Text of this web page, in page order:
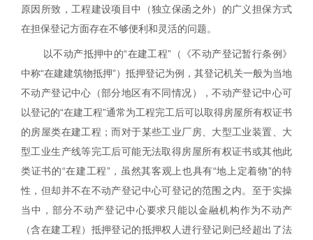
原因所致，工程建设项目中（独立保函之外）的广义担保方式
在担保登记方面存在不够便利和灵活的问题。
以不动产抵押中的“在建工程”（《不动产登记暂行条例》
中称“在建建筑物抵押”）抵押登记为例，其登记机关一般为当地
不动产登记中心（部分地区有不同情况），不动产登记中心可
以登记的“在建工程”通常为工程完工后可以取得房屋所有权证书
的房屋类在建工程；而对于某些工业厂房、大型工业装置、大
型工业生产线等完工后可能无法取得房屋所有权证书或其他此
类证书的“在建工程”，虽然其客观上也具有“地上定着物”的特
性，但却并不在不动产登记中心可登记的范围之内。至于实操
当中，部分不动产登记中心要求只能以金融机构作为不动产
（含在建工程）抵押登记的抵押权人进行登记则已经超出了法